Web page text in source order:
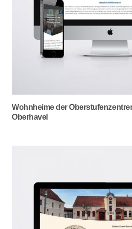
Wohnheime der
Oberhavel